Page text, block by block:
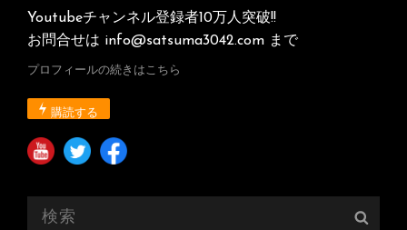
Youtubeチャンネル登録者10万人突破!!
お問合せは info@satsuma3042.com まで
プロフィールの続きはこちら
購読する